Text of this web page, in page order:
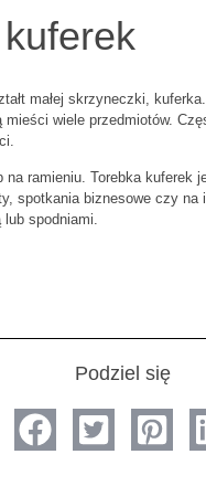
małej skrzyneczki,
wiele przedmiotów.
ramieniu. Torebka kuferek
spotkania biznesowe czy
spodniami.
Podziel się